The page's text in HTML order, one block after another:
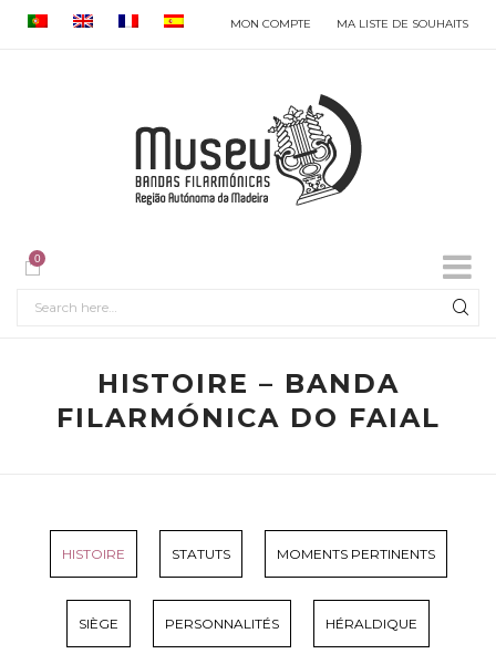
MON COMPTE MA LISTE DE SOUHAITS
0
HISTOIRE – BANDA
FILARMÓNICA DO FAIAL
HISTOIRE STATUTS MOMENTS PERTINENTS
SIÈGE PERSONNALITÉS HÉRALDIQUE